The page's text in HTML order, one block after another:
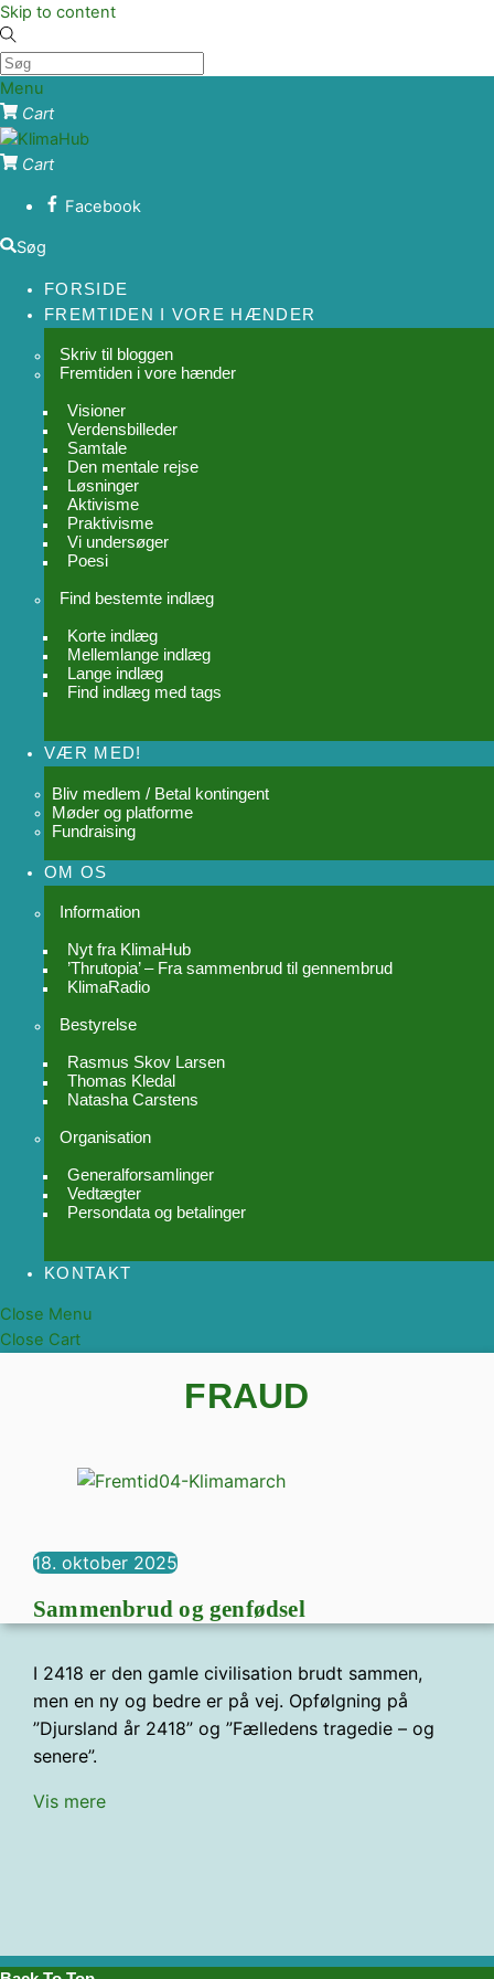
Skip to content
Menu
Cart
Cart
Facebook
Søg
FORSIDE
FREMTIDEN I VORE HÆNDER
Skriv til bloggen
Fremtiden i vore hænder
Visioner
Verdensbilleder
Samtale
Den mentale rejse
Løsninger
Aktivisme
Praktivisme
Vi undersøger
Poesi
Find bestemte indlæg
Korte indlæg
Mellemlange indlæg
Lange indlæg
Find indlæg med tags
VÆR MED!
Bliv medlem / Betal kontingent
Møder og platforme
Fundraising
OM OS
Information
Nyt fra KlimaHub
’Thrutopia’ – Fra sammenbrud til gennembrud
KlimaRadio
Bestyrelse
Rasmus Skov Larsen
Thomas Kledal
Natasha Carstens
Organisation
Generalforsamlinger
Vedtægter
Persondata og betalinger
KONTAKT
Close Menu
Close Cart
FRAUD
18. oktober 2025
Sammenbrud og genfødsel
I 2418 er den gamle civilisation brudt sammen,
men en ny og bedre er på vej. Opfølgning på
”Djursland år 2418” og ”Fælledens tragedie – og
senere”.
Vis mere